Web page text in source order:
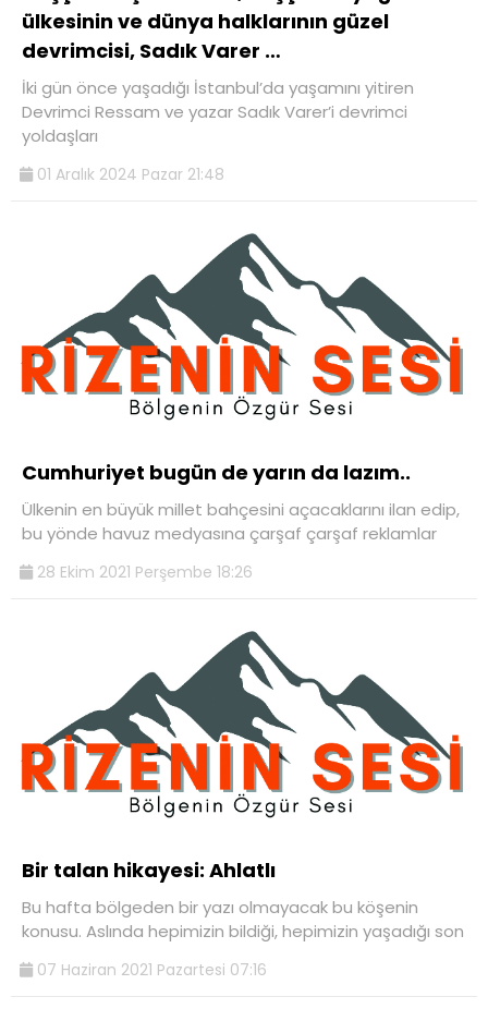
ülkesinin ve dünya halklarının güzel
devrimcisi, Sadık Varer …
İki gün önce yaşadığı İstanbul’da yaşamını yitiren
Devrimci Ressam ve yazar Sadık Varer’i devrimci
yoldaşları
01 Aralık 2024 Pazar 21:48
Cumhuriyet bugün de yarın da lazım..
Ülkenin en büyük millet bahçesini açacaklarını ilan edip,
bu yönde havuz medyasına çarşaf çarşaf reklamlar
28 Ekim 2021 Perşembe 18:26
Bir talan hikayesi: Ahlatlı
Bu hafta bölgeden bir yazı olmayacak bu köşenin
konusu. Aslında hepimizin bildiği, hepimizin yaşadığı son
07 Haziran 2021 Pazartesi 07:16